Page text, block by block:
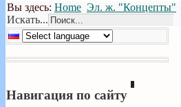
Вы здесь: Home Эл. ж. "Концепты"
Искать...
Навигация по сайту